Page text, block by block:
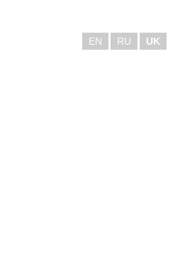
EN RU UK